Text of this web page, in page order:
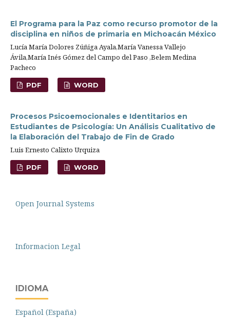
El Programa para la Paz como recurso promotor de la
disciplina en niños de primaria en Michoacán México
Lucía María Dolores Zúñiga Ayala,María Vanessa Vallejo
Ávila,María Inés Gómez del Campo del Paso ,Belem Medina
Pacheco
PDF WORD
Procesos Psicoemocionales e Identitarios en
Estudiantes de Psicología: Un Análisis Cualitativo de
la Elaboración del Trabajo de Fin de Grado
Luis Ernesto Calixto Urquiza
PDF WORD
Open Journal Systems
Informacion Legal
IDIOMA
Español (España)